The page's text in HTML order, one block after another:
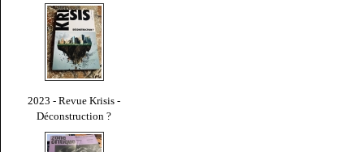
2023 - Revue Krisis -
Déconstruction ?